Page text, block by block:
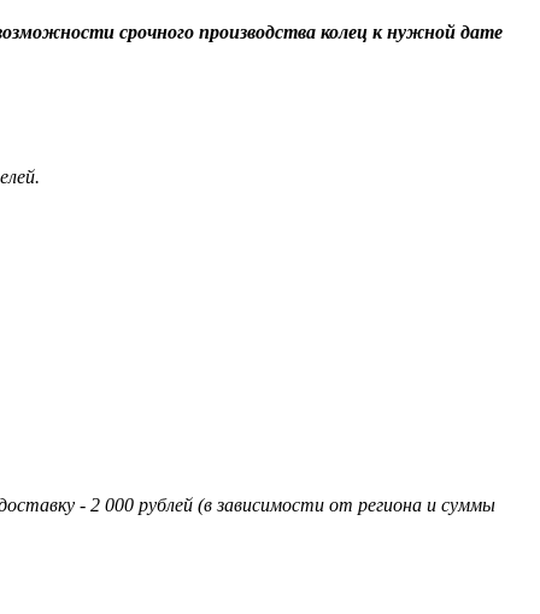
срочного производства колец к нужной дате
- 2 000 рублей (в зависимости от региона и суммы